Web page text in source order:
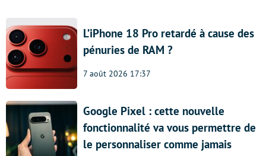
L’iPhone 18 Pro retardé à cause des
pénuries de RAM ?
7 août 2026 17:37
Google Pixel : cette nouvelle
fonctionnalité va vous permettre de
le personnaliser comme jamais